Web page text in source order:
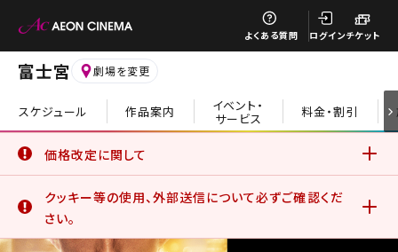
よくある質問 ログインチケット
富士宮 劇場を変更
スケジュール 作品案内 イベント・
サービス 料金・割引
価格改定に関して
格改定を実施いたしました。
詳細はこちら
クッキー等の使用、外部送信について必ずご確認くだ
さい。
イオンシネマ公式アプリをご利用のお客さま
閉じる
閉じる